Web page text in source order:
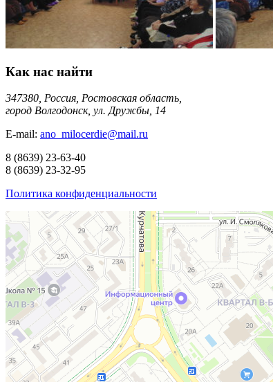
Как нас найти
347380, Россия, Ростовская область,
город Волгодонск, ул. Дружбы, 14
E-mail: ano_milocerdie@mail.ru
8 (8639) 23-63-40
8 (8639) 23-32-95
Политика конфиденциальности